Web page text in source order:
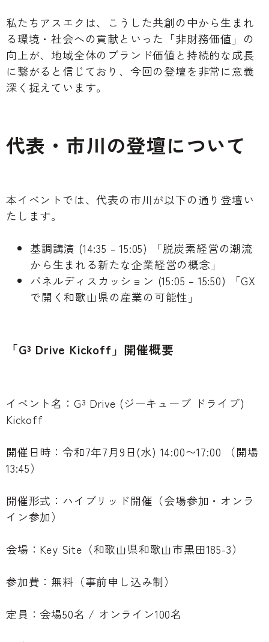
私たちアスエクは、こうした共創の中から生まれ
る環境・社会への貢献といった「非財務価値」の
向上が、地域全体のブランド価値と持続的な成長
に繋がると信じており、今回の登壇を非常に意義
深く捉えています。
代表・市川の登壇について
本イベントでは、代表の市川が以下の通り登壇い
たします。
基調講演 (14:35 – 15:05) 「脱炭素経営の潮流
から生まれる新たな企業経営の概念」
パネルディスカッション (15:05 – 15:50) 「GX
で開く和歌山県の産業の可能性」
「G³ Drive Kickoff」開催概要
イベント名：G³ Drive (ジーキューブ ドライブ)
Kickoff
開催日時：令和7年7月9日(水) 14:00〜17:00 （開場
13:45）
開催形式：ハイブリッド開催（会場参加・オンラ
イン参加）
会場：Key Site（和歌山県和歌山市黒田185-3）
参加費：無料（事前申し込み制）
定員：会場50名 / オンライン100名